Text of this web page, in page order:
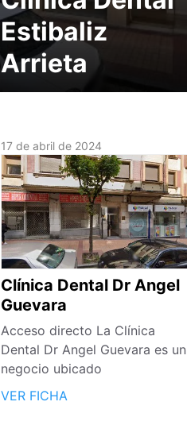
Estibaliz
Arrieta
17 de abril de 2024
Clínica Dental Dr Angel
Guevara
Acceso directo La Clínica
Dental Dr Angel Guevara es un
negocio ubicado
VER FICHA